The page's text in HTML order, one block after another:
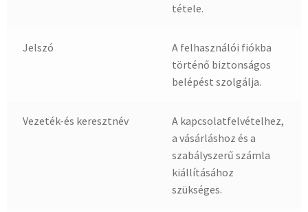
tétele.
Jelszó
A felhasználói fiókba
történő biztonságos
belépést szolgálja.
Vezeték-és keresztnév
A kapcsolatfelvételhez,
a vásárláshoz és a
szabályszerű számla
kiállításához
szükséges.